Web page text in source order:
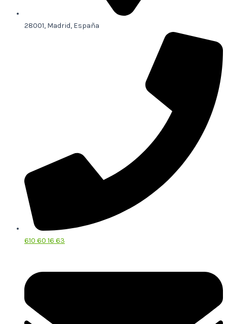
28001, Madrid, España
610 60 16 63